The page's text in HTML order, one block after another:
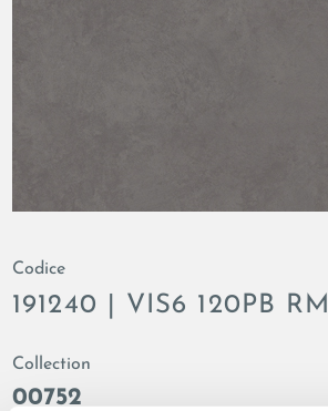
Codice
191240 | VIS6 120PB RM
Collection
00752